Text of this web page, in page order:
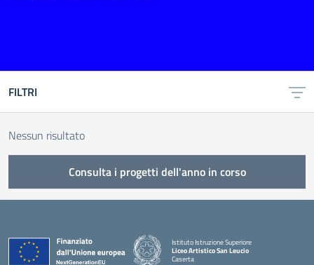
FILTRI
Nessun risultato
Consulta i progetti dell'anno in corso
Istituto Istruzione Superiore
Liceo Artistico San Leucio
Caserta